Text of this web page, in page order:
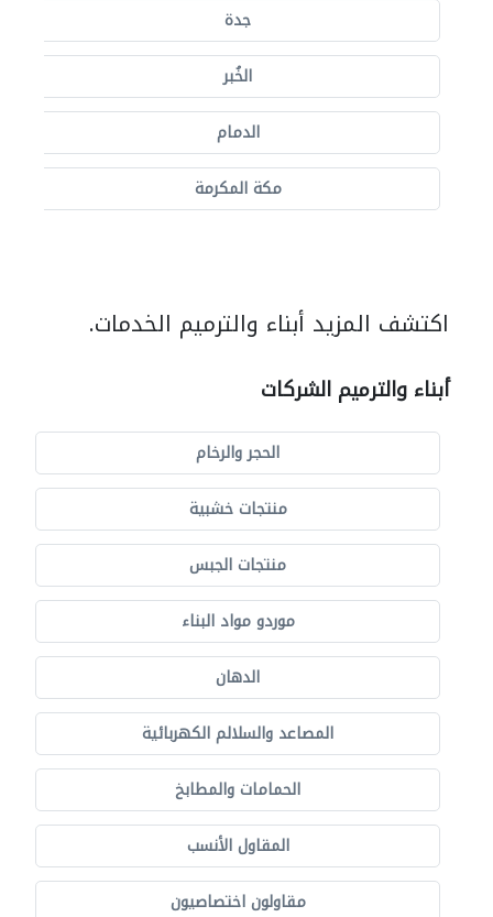
جدة
الخُبر
الدمام
مكة المكرمة
اكتشف المزيد أبناء والترميم الخدمات.
أبناء والترميم الشركات
الحجر والرخام
منتجات خشبية
منتجات الجبس
موردو مواد البناء
الدهان
المصاعد والسلالم الكهربائية
الحمامات والمطابخ
المقاول الأنسب
مقاولون اختصاصيون